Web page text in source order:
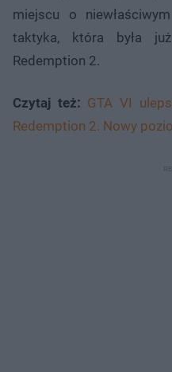
miejscu o
taktyka, która była
Redemption 2.
Czytaj też: GTA VI
Redemption 2. Nowy